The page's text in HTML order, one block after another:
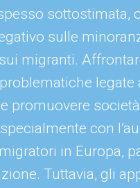
sottostimata,
sulle
migranti.
legate
promuovere società
con
in Europa,
Tuttavia, gli